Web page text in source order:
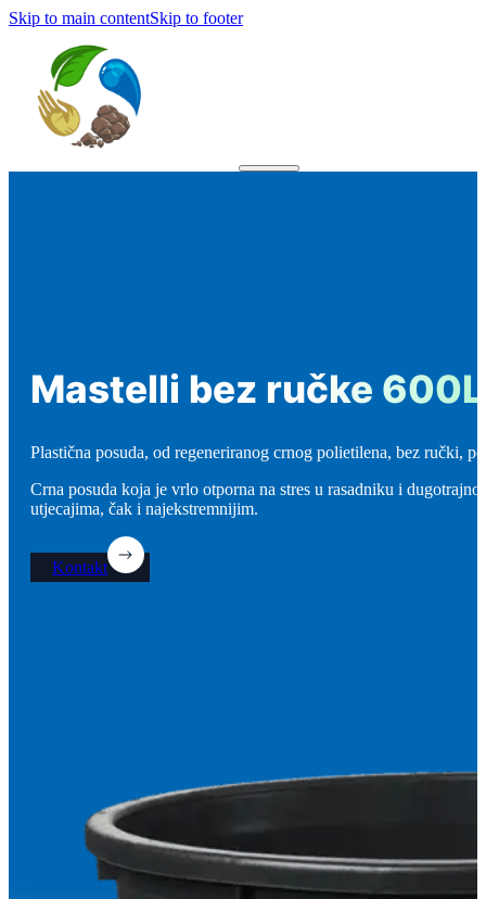
Skip to main contentSkip to footer
Mastelli bez ručke 600L
Plastična posuda, od regeneriranog crnog polietilena, bez ručki,
Crna posuda koja je vrlo otporna na stres u rasadniku i
utjecajima, čak i najekstremnijim.
Kontakt